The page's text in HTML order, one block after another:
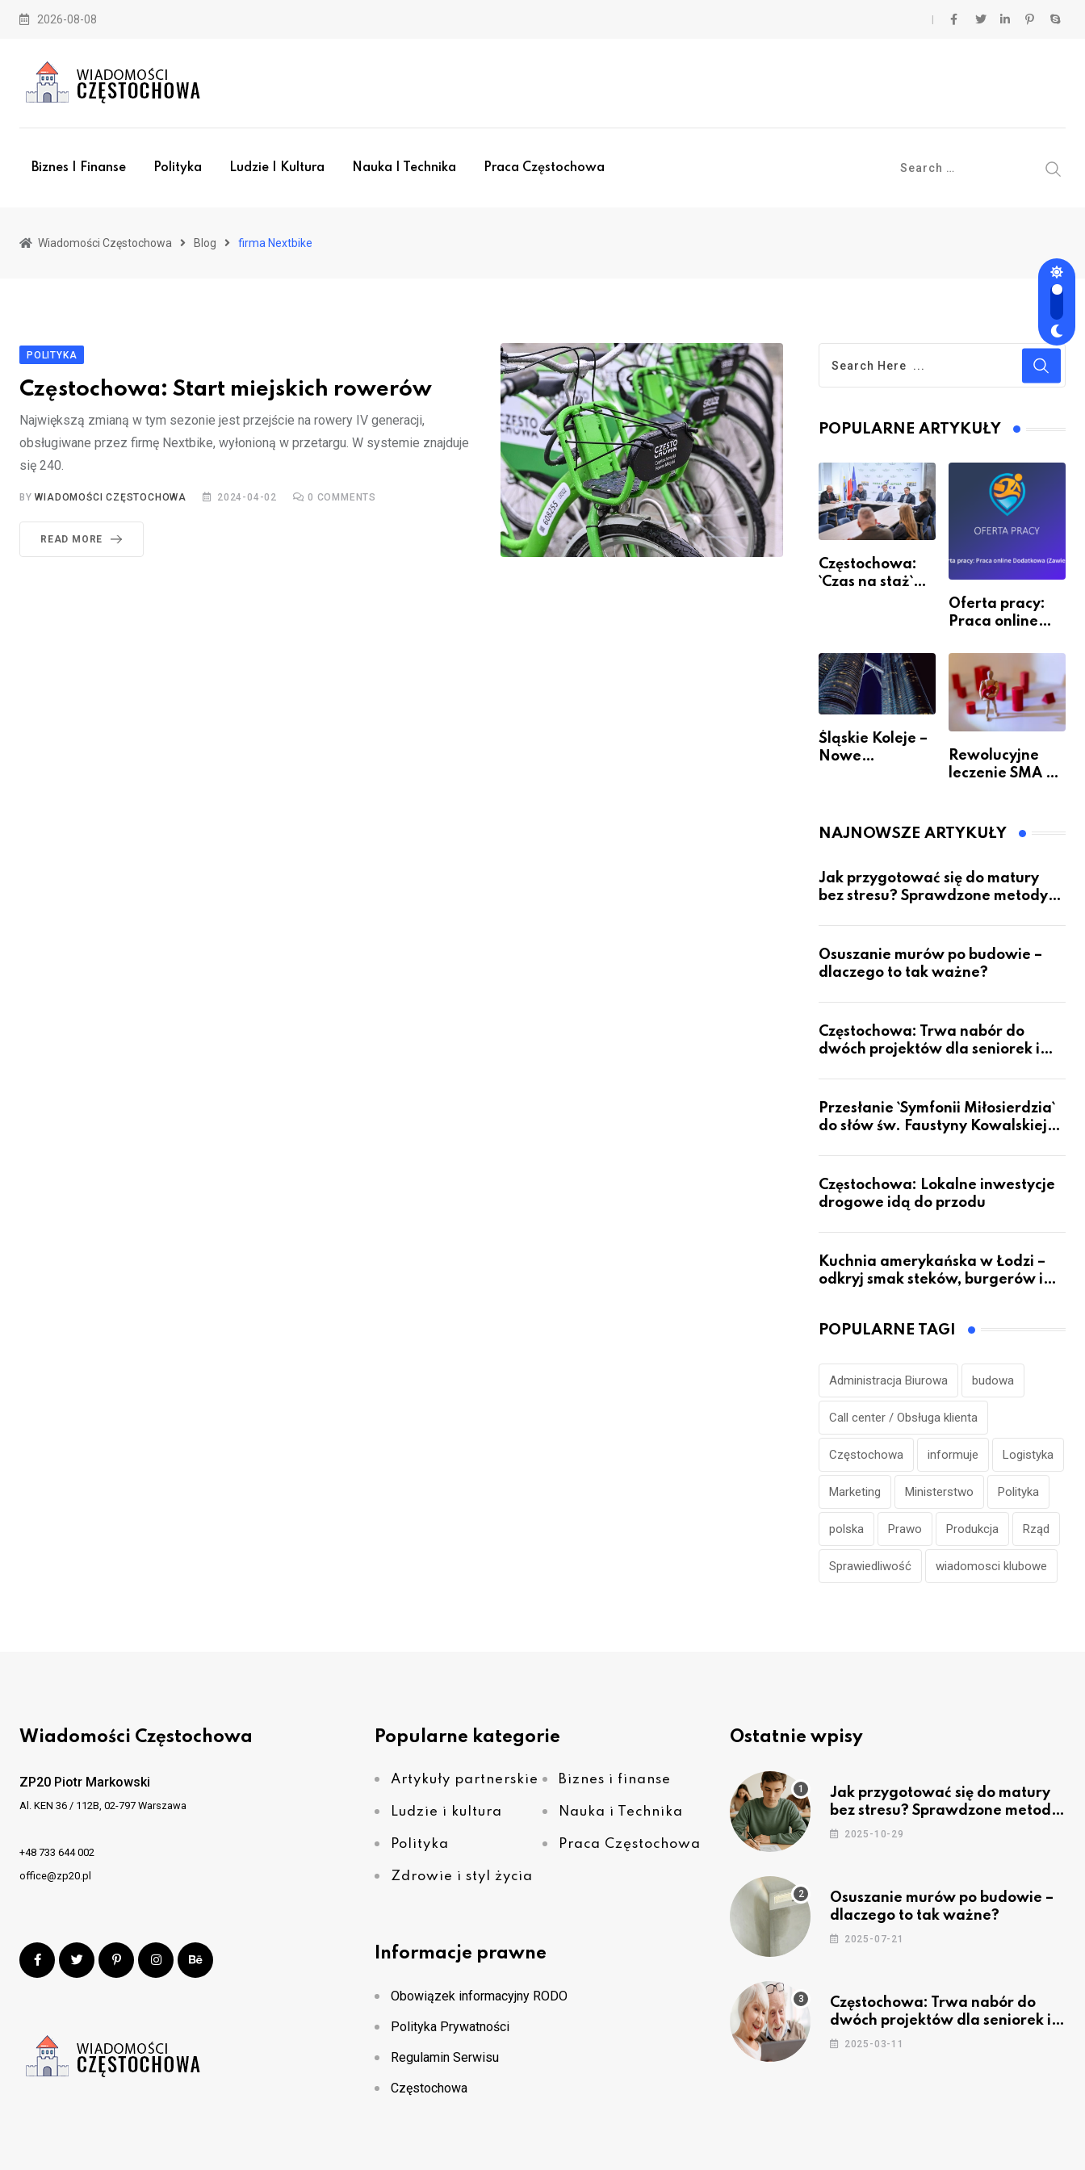
Skip
2026-08-08
Biznes I Finanse Polityka Ludzie I Kultura Nauka I Technika Praca Częstochowa
Wiadomości Częstochowa Blog firma Nextbike
POLITYKA
Częstochowa: Start miejskich rowerów
Największą zmianą w tym sezonie jest przejście na rowery IV generacji,
obsługiwane przez firmę Nextbike, wyłonioną w przetargu. W systemie znajduje
się 240.
BYWIADOMOŚCI CZĘSTOCHOWA 2024-04-02 0 COMMENTS
READ MORE
POPULARNE ARTYKUŁY
Częstochowa:
`Czas na staż`
Oferta pracy:
Praca online
(Zawiercie)
Śląskie Koleje –
Nowe
Rewolucyjne
leczenie SMA –
pacjentów?
NAJNOWSZE ARTYKUŁY
Jak przygotować się do matury
bez stresu? Sprawdzone metody
Osuszanie murów po budowie –
dlaczego to tak ważne?
Częstochowa: Trwa nabór do
dwóch projektów dla seniorek i
Przesłanie `Symfonii Miłosierdzia`
do słów św. Faustyny Kowalskiej
Częstochowa: Lokalne inwestycje
drogowe idą do przodu
Kuchnia amerykańska w Łodzi –
odkryj smak steków, burgerów i
POPULARNE TAGI
Administracja Biurowa budowa
Call center / Obsługa klienta
Częstochowa informuje Logistyka
Marketing Ministerstwo Polityka
polska Prawo Produkcja Rząd
Sprawiedliwość wiadomosci klubowe
Wiadomości Częstochowa
ZP20 Piotr Markowski
Al. KEN 36 / 112B, 02-797 Warszawa
+48 733 644 002
office@zp20.pl
Popularne kategorie
Artykuły partnerskie Biznes i finanse
Ludzie i kultura Nauka i Technika
Polityka Praca Częstochowa
Zdrowie i styl życia
Informacje prawne
Obowiązek informacyjny RODO
Polityka Prywatności
Regulamin Serwisu
Częstochowa
Ostatnie wpisy
Jak przygotować się do matury
bez stresu? Sprawdzone metody
nauki z kursów w Częstochowie
2025-10-29
Osuszanie murów po budowie –
dlaczego to tak ważne?
2025-07-21
Częstochowa: Trwa nabór do
dwóch projektów dla seniorek i
seniorów
2025-03-11